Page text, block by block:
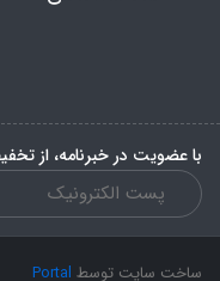
با عضویت در خبرنامه، از
ساخت سایت توسط Portal